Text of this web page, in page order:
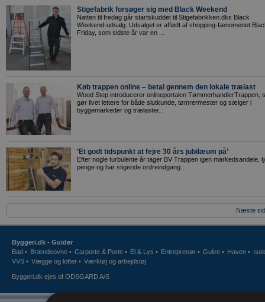
Stigefabrik forsøger sig med Black Weekend
Natten til fredag går startskuddet til Stigefabrikken.dks Black
Weekend-udsalg. Udsalget er affødt af shopping-fænomenet
Friday, som sidste år var en ...
Køb trappen online – betal gennem den lokale trælast
Wood Step introducerer onlineportalen TømmerhandlerTrappen,
gør livet lettere for både slutkunde, tømrermester og sælger i
byggemarkeder og trælaster...
’Et godt tidspunkt at fejre 30 års jubilæum på’
Efter nogle turbulente år tager BV Trappen igen markedsandele,
penge og har stigende ordreindgang...
Næste
Byggeri.dk - Guider
Bad • Brændeovne • Carporte & Porte • El & Lys • Entreprenør • Gulve • Haven •
VVS • Vægge og lofter • Værktøj og arbejdstøj
Byggeri.dk ejes of ODSGARD A/S